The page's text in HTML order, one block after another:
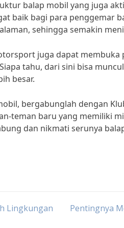
balap mobil yang juga
baik bagi para penggemar
sehingga semakin
juga dapat
tahu, dari sini bisa
besar.
bergabunglah dengan
teman baru yang memiliki
dan nikmati serunya
Lingkungan
Pentingnya